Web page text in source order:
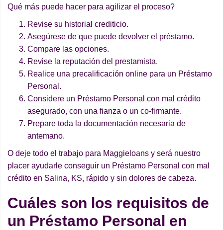
Qué más puede hacer para agilizar el proceso?
Revise su historial crediticio.
Asegúrese de que puede devolver el préstamo.
Compare las opciones.
Revise la reputación del prestamista.
Realice una precalificación online para un Préstamo
Personal.
Considere un Préstamo Personal con mal crédito
asegurado, con una fianza o un co-firmante.
Prepare toda la documentación necesaria de
antemano.
O deje todo el trabajo para Maggieloans y será nuestro
placer ayudarle conseguir un Préstamo Personal con mal
crédito en Salina, KS, rápido y sin dolores de cabeza.
Cuáles son los requisitos de
un Préstamo Personal en